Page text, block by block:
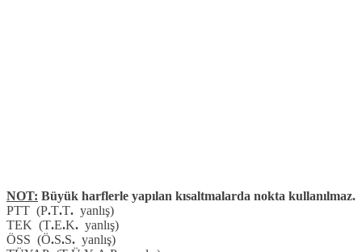
NOT: Büyük harflerle yapılan kısaltmalarda nokta kullanılmaz.
PTT (P.T.T. yanlış)
TEK (T.E.K. yanlış)
ÖSS (Ö.S.S. yanlış)